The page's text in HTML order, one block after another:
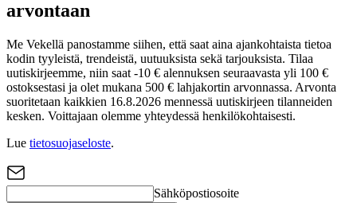
arvontaan
Me Vekellä panostamme siihen, että saat aina ajankohtaista tietoa
kodin tyyleistä, trendeistä, uutuuksista sekä tarjouksista. Tilaa
uutiskirjeemme, niin saat -10 € alennuksen seuraavasta yli 100 €
ostoksestasi ja olet mukana 500 € lahjakortin arvonnassa. Arvonta
suoritetaan kaikkien 16.8.2026 mennessä uutiskirjeen tilanneiden
kesken. Voittajaan olemme yhteydessä henkilökohtaisesti.
Lue tietosuojaseloste.
Sähköpostiosoite